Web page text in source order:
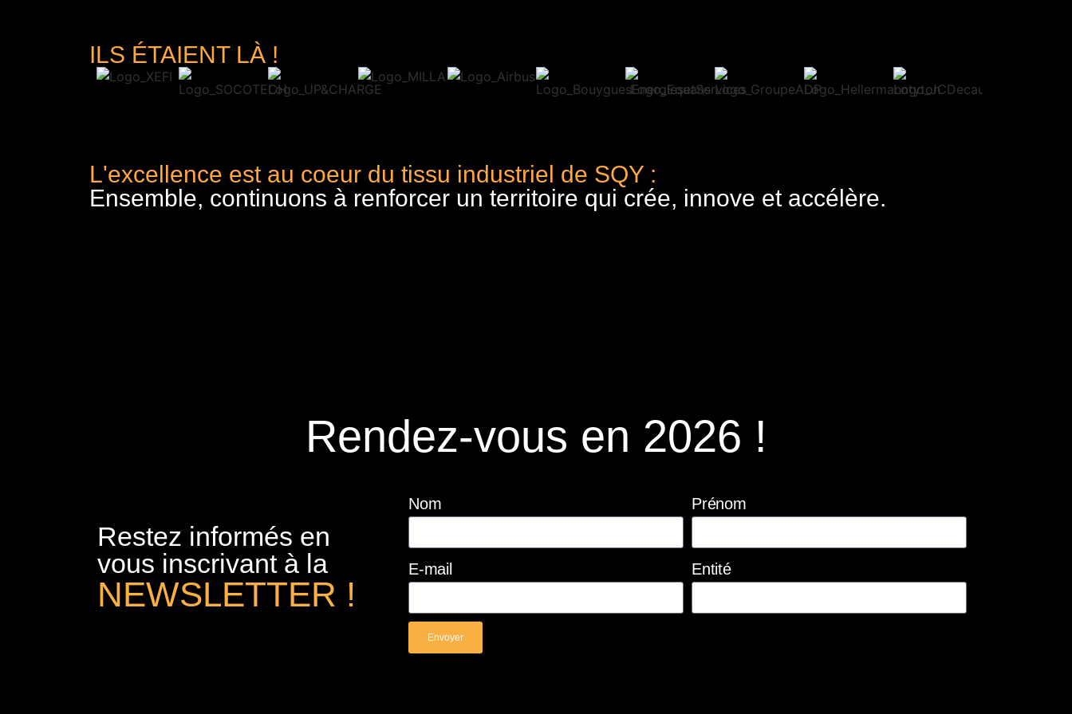
ILS ÉTAIENT LÀ !
L'excellence est au coeur du tissu industriel de SQY :
Ensemble, continuons à renforcer un territoire qui crée, innove et accélère.
Rendez-vous en 2026 !
Restez informés en
vous inscrivant à la
NEWSLETTER !
Nom Prénom
E-mail Entité
Envoyer